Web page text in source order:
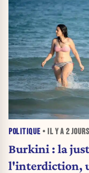
POLITIQUE • IL Y A 2 JOURS
Burkini : la
l'interdiction,